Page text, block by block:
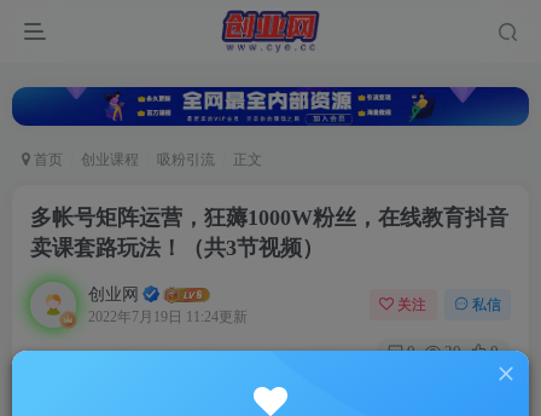
首页 创业课程 吸粉引流 正文
多帐号矩阵运营，狂薅1000W粉丝，在线教育抖音
卖课套路玩法！（共3节视频）
创业网
2022年7月19日 11:24更新
关注 私信
0 20 0